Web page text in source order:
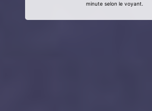
minute selon le voyant.